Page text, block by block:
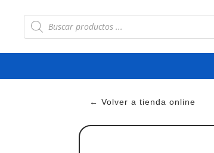
Búsqueda
de
productos
← Volver a tienda online